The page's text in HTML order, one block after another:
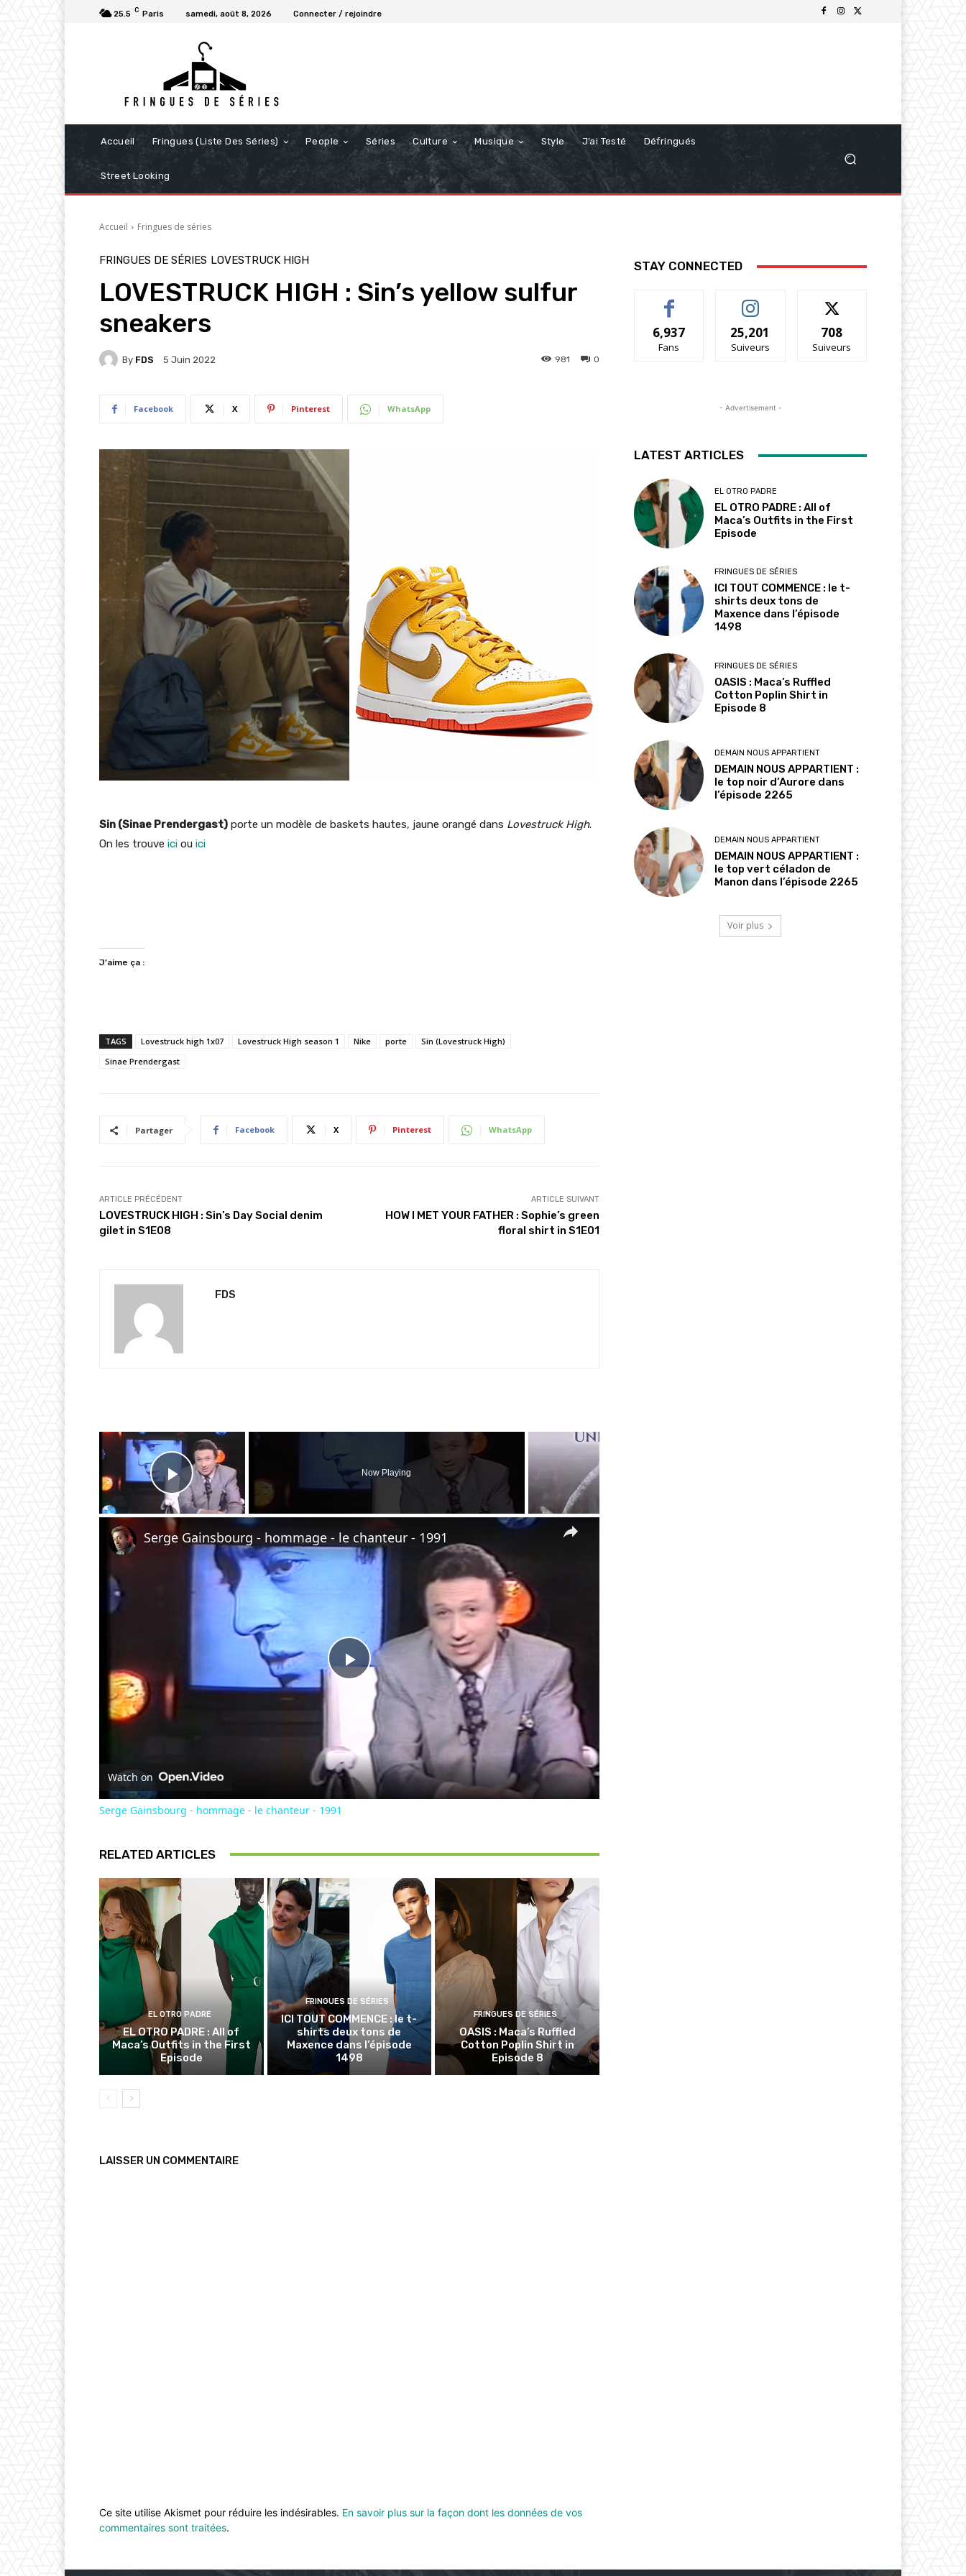
25.5 C Paris samedi, août 8, 2026 Connecter / rejoindre
Accueil Fringues (Liste Des Séries) People Séries Culture Musique Style J’ai Testé Défringués
Street Looking
Accueil Fringues de séries
FRINGUES DE SÉRIES LOVESTRUCK HIGH
LOVESTRUCK HIGH : Sin’s yellow sulfur
sneakers
By FDS 5 Juin 2022 0
981
Facebook X Pinterest WhatsApp
Sin (Sinae Prendergast) porte un modèle de baskets hautes, jaune orangé dans Lovestruck High.
On les trouve ici ou ici
J’aime ça :
TAGS Lovestruck high 1x07 Lovestruck High season 1 Nike porte
Sin (Lovestruck High)
Sinae Prendergast
Partager Facebook X Pinterest WhatsApp
ARTICLE PRÉCÉDENT
LOVESTRUCK HIGH : Sin’s Day Social denim
gilet in S1E08
ARTICLE SUIVANT
HOW I MET YOUR FATHER : Sophie’s green
floral shirt in S1E01
FDS
Play Video
Now Playing
Play
Video
Serge Gainsbourg - hommage - le chanteur - 1991
Watch on
Serge Gainsbourg - hommage - le chanteur - 1991
RELATED ARTICLES
EL OTRO PADRE
EL OTRO PADRE : All of
Maca’s Outfits in the First
Episode
FRINGUES DE SÉRIES
ICI TOUT COMMENCE : le t-
shirts deux tons de
Maxence dans l’épisode
1498
FRINGUES DE SÉRIES
OASIS : Maca’s Ruffled
Cotton Poplin Shirt in
Episode 8
LAISSER UN COMMENTAIRE
Ce site utilise Akismet pour réduire les indésirables. En savoir plus sur la façon dont les données de vos
commentaires sont traitées.
STAY CONNECTED
6,937
Fans
25,201
Suiveurs
708
Suiveurs
- Advertisement -
LATEST ARTICLES
EL OTRO PADRE
EL OTRO PADRE : All of
Maca’s Outfits in the First
Episode
FRINGUES DE SÉRIES
ICI TOUT COMMENCE : le t-
shirts deux tons de
Maxence dans l’épisode
1498
FRINGUES DE SÉRIES
OASIS : Maca’s Ruffled
Cotton Poplin Shirt in
Episode 8
DEMAIN NOUS APPARTIENT
DEMAIN NOUS APPARTIENT :
le top noir d’Aurore dans
l’épisode 2265
DEMAIN NOUS APPARTIENT
DEMAIN NOUS APPARTIENT :
le top vert céladon de
Manon dans l’épisode 2265
Voir plus